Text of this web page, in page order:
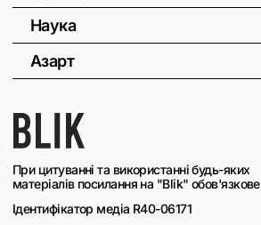
При цитуванні та використанні будь-яких
матеріалів посилання на "Blik" обов'язкове
Ідентифікатор медіа R40-06171
Наука
Азарт